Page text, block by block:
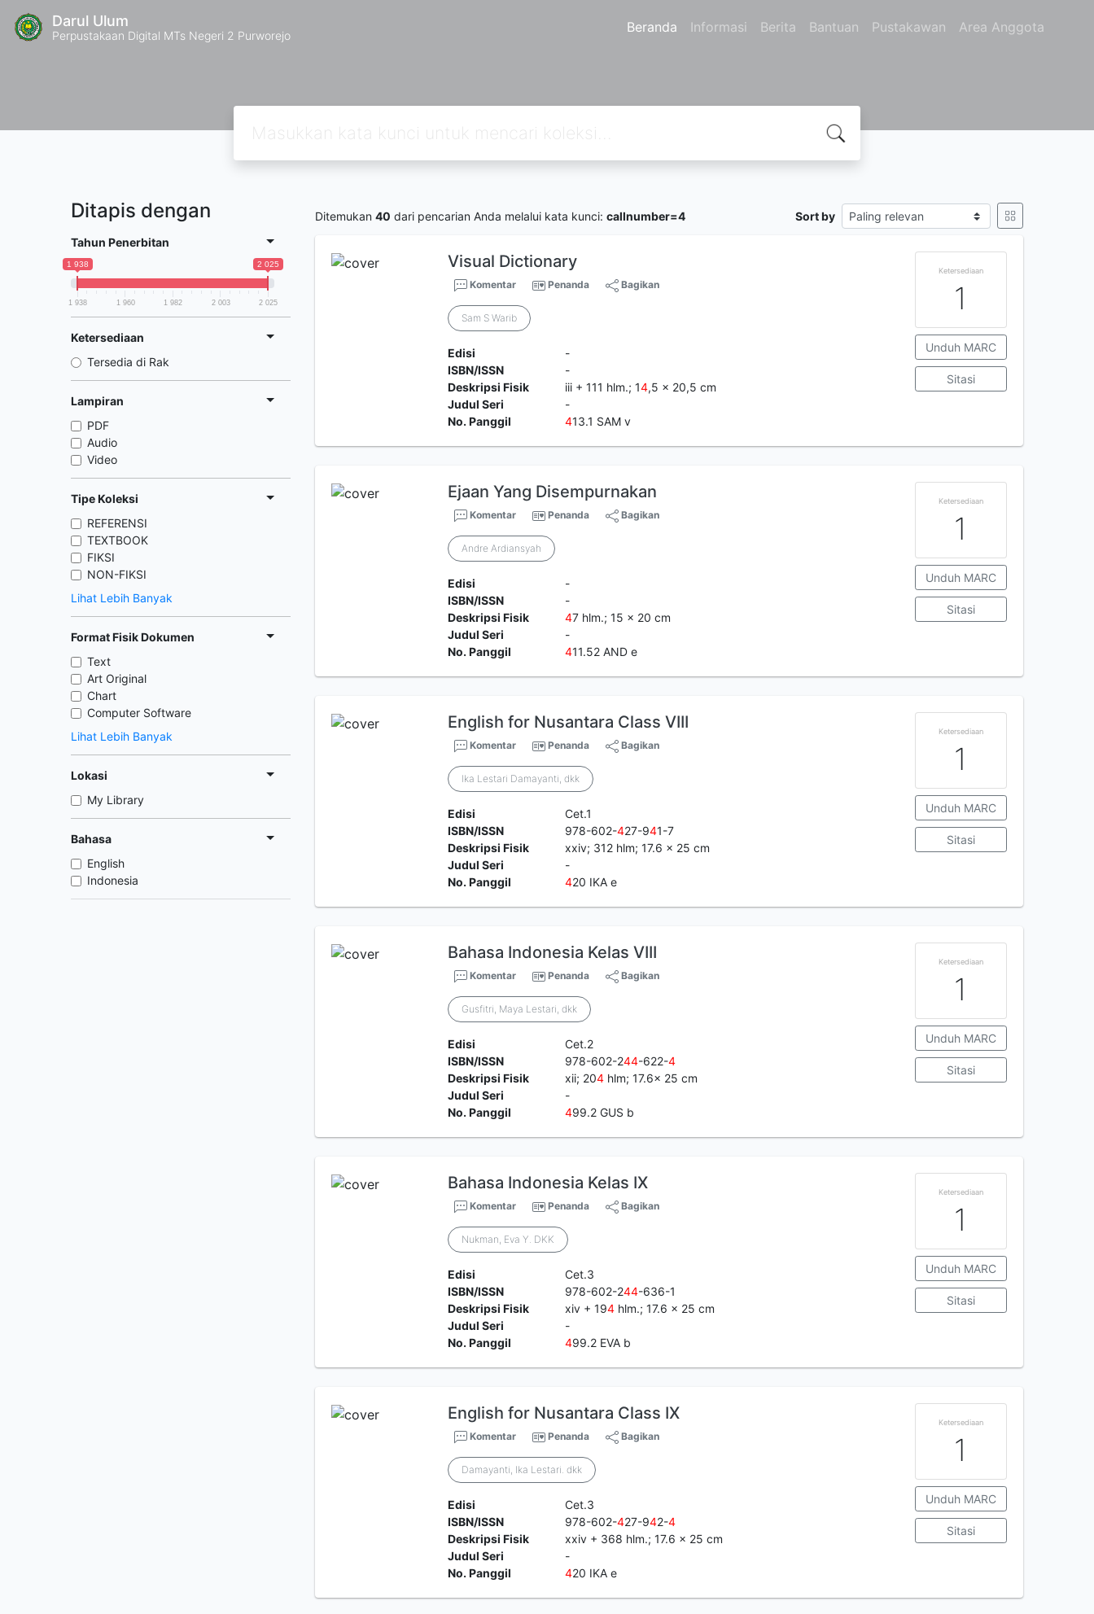
Darul Ulum
Perpustakaan Digital MTs Negeri 2 Purworejo Beranda Informasi Berita Bantuan Pustakawan Area Anggota
Ditapis dengan
Tahun Penerbitan
1 938 2 025
1 938 1 960 1 982 2 003 2 025
Ketersediaan
Tersedia di Rak
Lampiran
PDF
Audio
Video
Tipe Koleksi
REFERENSI
TEXTBOOK
FIKSI
NON-FIKSI
Lihat Lebih Banyak
Format Fisik Dokumen
Text
Art Original
Chart
Computer Software
Lihat Lebih Banyak
Lokasi
My Library
Bahasa
English
Indonesia
Ditemukan 40 dari pencarian Anda melalui kata kunci: callnumber=4 Sort by
Visual Dictionary
Komentar Penanda Bagikan
Sam S Warib
Edisi
-
ISBN/ISSN
-
Deskripsi Fisik
iii + 111 hlm.; 14,5 x 20,5 cm
Judul Seri
-
No. Panggil
413.1 SAM v
Ketersediaan
1
Unduh MARC
Sitasi
Ejaan Yang Disempurnakan
Komentar Penanda Bagikan
Andre Ardiansyah
Edisi
-
ISBN/ISSN
-
Deskripsi Fisik
47 hlm.; 15 x 20 cm
Judul Seri
-
No. Panggil
411.52 AND e
Ketersediaan
1
Unduh MARC
Sitasi
English for Nusantara Class VIII
Komentar Penanda Bagikan
Ika Lestari Damayanti, dkk
Edisi
Cet.1
ISBN/ISSN
978-602-427-941-7
Deskripsi Fisik
xxiv; 312 hlm; 17.6 x 25 cm
Judul Seri
-
No. Panggil
420 IKA e
Ketersediaan
1
Unduh MARC
Sitasi
Bahasa Indonesia Kelas VIII
Komentar Penanda Bagikan
Gusfitri, Maya Lestari, dkk
Edisi
Cet.2
ISBN/ISSN
978-602-244-622-4
Deskripsi Fisik
xii; 204hlm; 17.6x 25 cm
Judul Seri
-
No. Panggil
499.2 GUS b
Ketersediaan
1
Unduh MARC
Sitasi
Bahasa Indonesia Kelas IX
Komentar Penanda Bagikan
Nukman, Eva Y. DKK
Edisi
Cet.3
ISBN/ISSN
978-602-244-636-1
Deskripsi Fisik
xiv + 194hlm.; 17.6 x 25 cm
Judul Seri
-
No. Panggil
499.2 EVA b
Ketersediaan
1
Unduh MARC
Sitasi
English for Nusantara Class IX
Komentar Penanda Bagikan
Damayanti, Ika Lestari. dkk
Edisi
Cet.3
ISBN/ISSN
978-602-427-942-4
Deskripsi Fisik
xxiv + 368 hlm.; 17.6 x 25 cm
Judul Seri
-
No. Panggil
420 IKA e
Ketersediaan
1
Unduh MARC
Sitasi